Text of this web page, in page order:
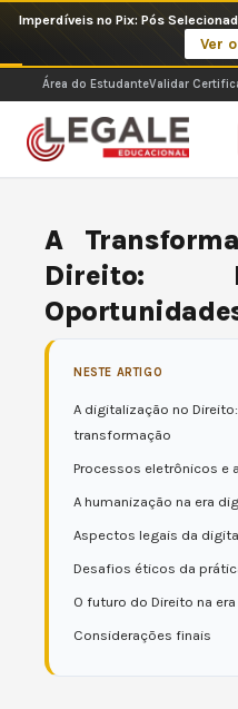
o
conteúdo
Imperdíveis no Pix: Pós
Ver
Área do EstudanteValidar
A
Direito:
NESTE ARTIGO
A digitalização no
transformação
Processos eletrônicos e
A humanização na era
Aspectos legais da
Desafios éticos da
O futuro do Direito na
Considerações finais